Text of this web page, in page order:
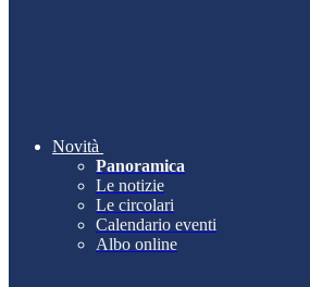
Novità
Panoramica
Le notizie
Le circolari
Calendario eventi
Albo online